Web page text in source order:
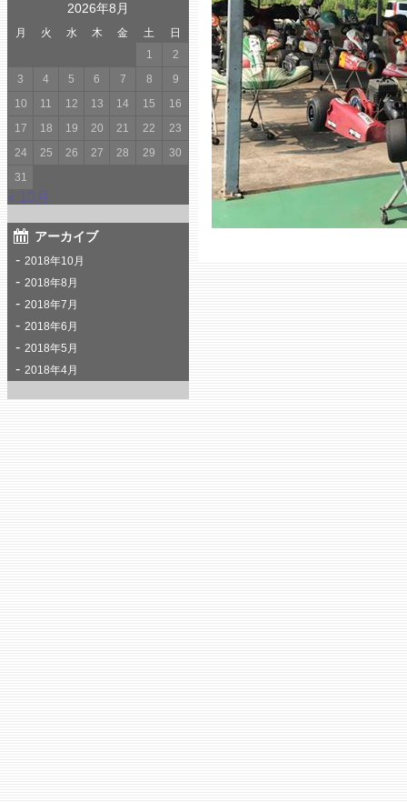
2026年8月
月 火 水 木 金 土
日
1
2
3
4 5 6 7 8
9
10
11 12 13 14 15
16
17
18 19 20 21 22
23
24
25 26 27 28 29
30
31
« 10月
アーカイブ
2018年10月
2018年8月
2018年7月
2018年6月
2018年5月
2018年4月